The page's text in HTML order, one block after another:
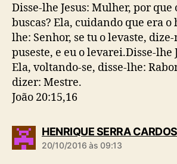
Disse-lhe Jesus: Mulher, por que
buscas? Ela, cuidando que era o
lhe: Senhor, se tu o levaste,
puseste, e eu o levarei.Disse-lhe
Ela, voltando-se, disse-lhe:
dizer: Mestre.
João 20:15,16
HENRIQUE SERRA
20/10/2016 às 09:13